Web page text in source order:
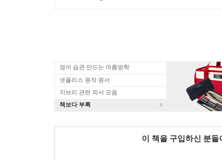
영어 습관 만드는 여름방학
넷플리스 원작 원서
지브리 관련 외서 모음
책보다 부록
이 책을 구입하신 분